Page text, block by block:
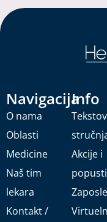
Navigacija
O nama
Oblasti
Medicine
Naš tim
lekara
Kontakt /
Info
Akcije i
popusti